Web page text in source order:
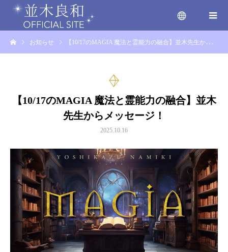
menu
お知らせ 【10/17のMAGIA 魔法と霊能力の融合】並木先生からメッセージ！
【10/17のMAGIA 魔法と霊能力の融合】並木
先生からメッセージ！
2025.10.16